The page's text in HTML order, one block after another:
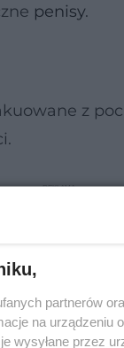
penisy.
z
partnerów
na urządzeniu
wysyłane przez